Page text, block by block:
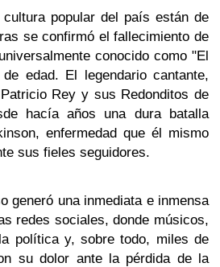
popular del país están de
se confirmó el fallecimiento de
conocido como "El
edad. El legendario cantante,
Rey y sus Redonditos de
hacía años una dura batalla
enfermedad que él mismo
sus fieles seguidores.
generó una inmediata e inmensa
redes sociales, donde músicos,
política y, sobre todo, miles de
su dolor ante la pérdida de la